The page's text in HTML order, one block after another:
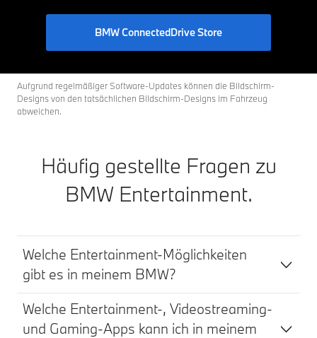
BMW ConnectedDrive Store
Aufgrund regelmäßiger Software-Updates können die Bildschirm-
Designs von den tatsächlichen Bildschirm-Designs im Fahrzeug
abweichen.
Häufig gestellte Fragen zu
BMW Entertainment.
Welche Entertainment-Möglichkeiten
gibt es in meinem BMW?
Welche Entertainment-, Videostreaming-
und Gaming-Apps kann ich in meinem